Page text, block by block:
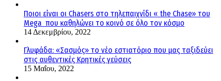
Ποιοι είναι οι Chasers στο τηλεπαιχνίδι « the Chase» του
Mega που καθηλώνει το κοινό σε όλο τον κόσμο
14 Δεκεμβρίου, 2022
Γλυφάδα: «Σασμός» το νέο εστιατόριο που μας ταξιδεύει
στις αυθεντικές Κρητικές γεύσεις
15 Μαΐου, 2022